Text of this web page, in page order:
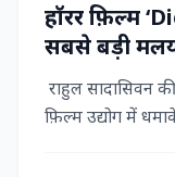
हॉरर फ़िल्म
सबसे बड़ी
राहुल सादासिवन
फ़िल्म उद्योग में